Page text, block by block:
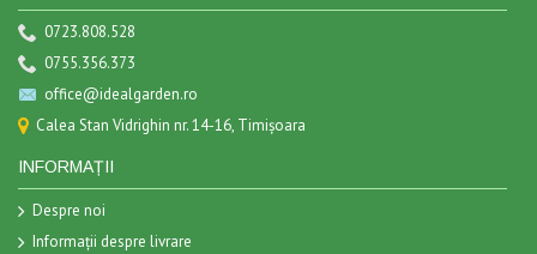
0723.808.528
0755.356.373
office@idealgarden.ro
Calea Stan Vidrighin nr. 14-16, Timișoara
INFORMAȚII
Despre noi
Informații despre livrare